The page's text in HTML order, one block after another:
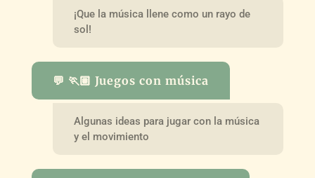
¡Que la música llene como un rayo de
sol!
💬 🏃🏽 Juegos con música
Algunas ideas para jugar con la música
y el movimiento